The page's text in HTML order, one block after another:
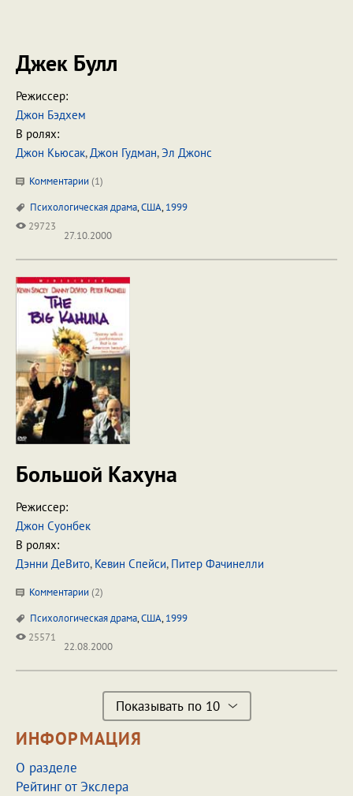
Джек Булл
Режиссер:
Джон Бэдхем
В ролях:
Джон Кьюсак,Джон Гудман,Эл Джонс
Комментарии (1)
Психологическая драма,США,1999
29723
27.10.2000
Большой Кахуна
Режиссер:
Джон Суонбек
В ролях:
Дэнни ДеВито, Кевин Спейси, Питер Фачинелли
Комментарии (2)
Психологическая драма,США,1999
25571
22.08.2000
Показывать по 10
ИНФОРМАЦИЯ
О разделе
Рейтинг от Экслера